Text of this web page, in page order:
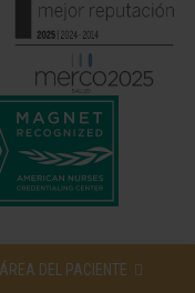
ÁREA DEL PACIENTE